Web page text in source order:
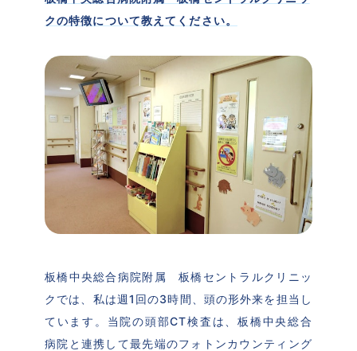
クの特徴について教えてください。
板橋中央総合病院附属　板橋セントラルクリニッ
クでは、私は週1回の3時間、頭の形外来を担当し
ています。当院の頭部CT検査は、板橋中央総合
病院と連携して最先端のフォトンカウンティング